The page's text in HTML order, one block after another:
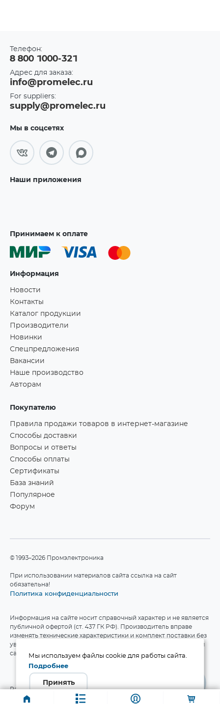
Телефон:
8 800 1000-321
Адрес для заказа:
info@promelec.ru
For suppliers:
supply@promelec.ru
Мы в соцсетях
Наши приложения
Принимаем к оплате
Информация
Новости
Контакты
Каталог продукции
Производители
Новинки
Спецпредложения
Вакансии
Наше производство
Авторам
Покупателю
Правила продажи товаров в интернет-магазине
Способы доставки
Вопросы и ответы
Способы оплаты
Сертификаты
База знаний
Популярное
Форум
©1993–2026 Промэлектроника
При использовании материалов сайта ссылка на сайт
обязательна!
Политика конфиденциальности
Информация на сайте носит справочный характер и не является
публичной офертой (ст. 437 ГК РФ). Производитель вправе
изменять технические характеристики и комплект поставки без
уведомления. Актуальные данные приведены на официальном
сайте производителя.
Разработка сайта
Мы используем файлы cookie для работы сайта.
Подробнее
Принять